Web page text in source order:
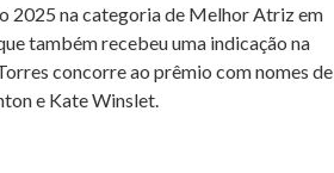
2025 na categoria de Melhor Atriz em
também recebeu uma indicação na
concorre ao prêmio com nomes de
e Kate Winslet.